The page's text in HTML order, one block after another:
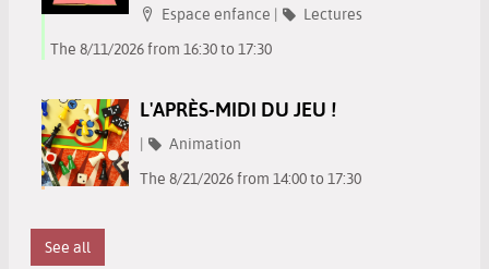
Localisation
Espace enfance | Category
Lectures
The 8/11/2026 from 16:30 to 17:30
L'APRÈS-MIDI DU JEU !
| Category
Animation
The 8/21/2026 from 14:00 to 17:30
See all